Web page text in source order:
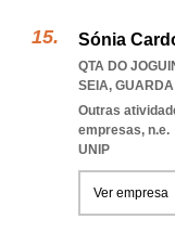
Sónia
QTA DO
SEIA, GUARDA
Outras
empresas, n.e.
UNIP
Ver empresa